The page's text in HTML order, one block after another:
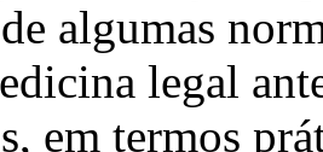
algumas
legal
em termos